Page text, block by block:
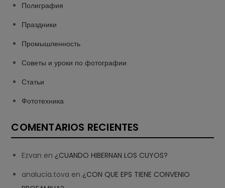
Полиграфия
Праздники
Промышленность
Советы и уроки по фотографии
Статьи
Фототехника
COMENTARIOS RECIENTES
Ezvan en ¿CUANDO HIBERNAN LOS CUYOS?
analucia.tova en ¿CON QUE EPS TIENE CONVENIO